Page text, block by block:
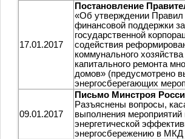
17.01.2017
Постановление
«Об утверждении Правил
финансовой поддержки
государственной
содействия
коммунального
капитального ремонта
домов» (предусмотрено
энергосберегающих
09.01.2017
Письмо Минстроя
Разъяснены вопросы,
выполнения
энергетической
энергосбережению в МКД